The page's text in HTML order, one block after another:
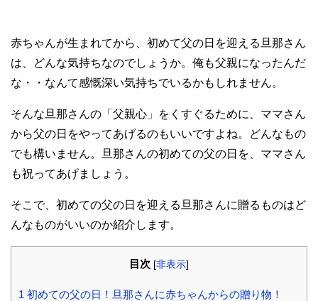
赤ちゃんが生まれてから、初めて父の日を迎える旦那さん
は、どんな気持ちなのでしょうか。俺も父親になったんだ
な・・なんて感慨深い気持ちでいるかもしれません。
そんな旦那さんの「父親心」をくすぐるために、ママさん
から父の日をやってあげるのもいいですよね。どんなもの
でも構いません。旦那さんの初めての父の日を、ママさん
も祝ってあげましょう。
そこで、初めての父の日を迎える旦那さんに贈るものはど
んなものがいいのか紹介します。
目次 [非表示]
1 初めての父の日！旦那さんに赤ちゃんからの贈り物！